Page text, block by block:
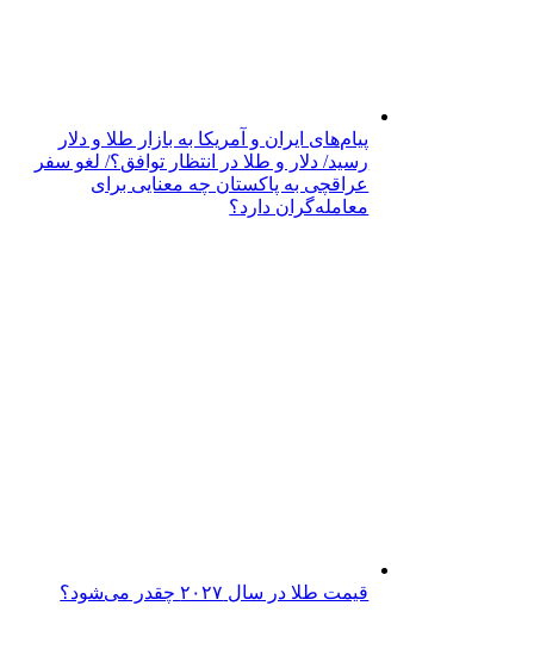
پیام‌های ایران و آمریکا به بازار طلا و دلار
رسید/ دلار و طلا در انتظار توافق؟/ لغو سفر
عراقچی به پاکستان چه معنایی برای
معامله‌گران دارد؟
قیمت طلا در سال ۲۰۲۷ چقدر می‌شود؟